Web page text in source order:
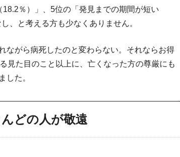
％）」、5位の「発見までの期間が短い
、と考える方も少なくありません。
ながら病死したのと変わらない。それならお得
見た目のこと以上に、亡くなった方の尊厳にも
した。
どの人が敬遠